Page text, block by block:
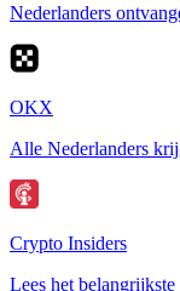
Nederlanders
OKX
Alle Nederlanders
Crypto Insiders
Lees het